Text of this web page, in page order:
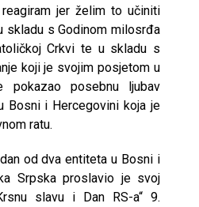
jer želim to učiniti
skladu s Godinom milosrđa
Crkvi te u skladu s
koji je svojim posjetom u
pokazao posebnu ljubav
Bosni i Hercegovini koja je
ratu.
od dva entiteta u Bosni i
Srpska proslavio je svoj
slavu i Dan RS-a“ 9.